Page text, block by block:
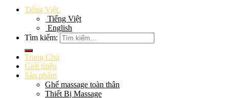
Tiếng Việt
Tiếng Việt
English
Tìm kiếm:
Trang Chủ
Giới thiệu
Sản phẩm
Ghế massage toàn thân
Thiết Bị Massage